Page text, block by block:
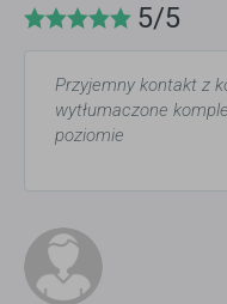
5/5
Przyjemny kontakt z
wytłumaczone
poziomie